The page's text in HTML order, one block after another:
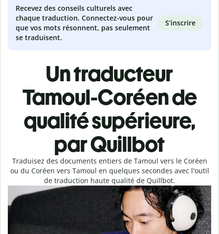
Recevez des conseils culturels avec
chaque traduction. Connectez-vous pour
que vos mots résonnent, pas seulement
se traduisent.
S’inscrire
Un traducteur
Tamoul-Coréen de
qualité supérieure,
par Quillbot
Traduisez des documents entiers de Tamoul vers le Coréen
ou du Coréen vers Tamoul en quelques secondes avec l'outil
de traduction haute qualité de Quillbot.